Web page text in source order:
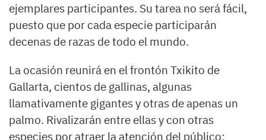
ejemplares participantes. Su tarea no será fácil,
puesto que por cada especie participarán
decenas de razas de todo el mundo.
La ocasión reunirá en el frontón Txikito de
Gallarta, cientos de gallinas, algunas
llamativamente gigantes y otras de apenas un
palmo. Rivalizarán entre ellas y con otras
especies por atraer la atención del público: